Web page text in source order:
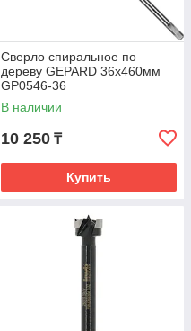
Сверло спиральное по
дереву GEPARD 36x460мм
GP0546-36
В наличии
10 250 ₸
Купить